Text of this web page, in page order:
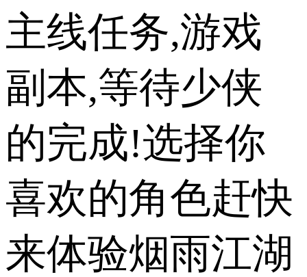
主线任务,游戏
副本,等待少侠
的完成!选择你
喜欢的角色赶快
来体验烟雨江湖